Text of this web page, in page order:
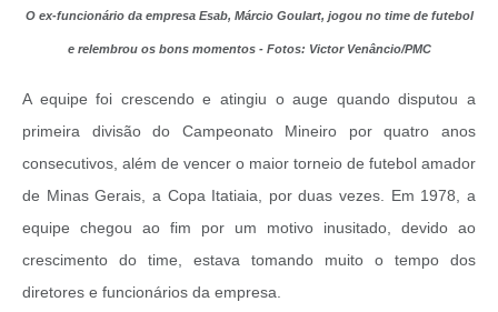
O ex-funcionário da empresa Esab, Márcio Goulart, jogou no time de futebol
e relembrou os bons momentos - Fotos: Victor Venâncio/PMC
A equipe foi crescendo e atingiu o auge quando disputou a
primeira divisão do Campeonato Mineiro por quatro anos
consecutivos, além de vencer o maior torneio de futebol amador
de Minas Gerais, a Copa Itatiaia, por duas vezes. Em 1978, a
equipe chegou ao fim por um motivo inusitado, devido ao
crescimento do time, estava tomando muito o tempo dos
diretores e funcionários da empresa.